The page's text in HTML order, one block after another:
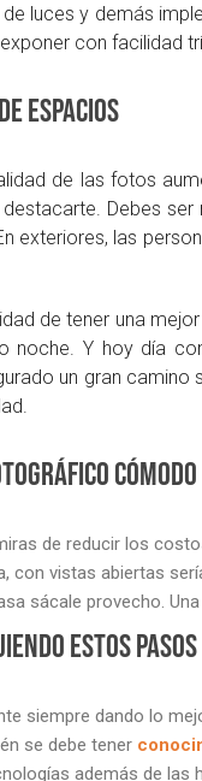
luces y demás
con facilidad
espacios
de las fotos
Debes
exteriores, las
de tener una
noche. Y hoy día
un gran
de reducir los
con vistas abiertas
sácale provecho.
estos pasos
siempre dando lo
se debe tener
además de las